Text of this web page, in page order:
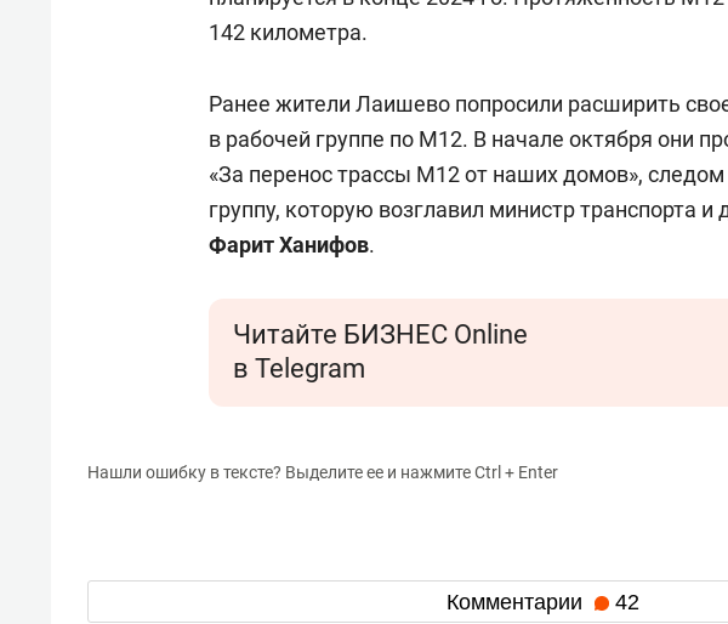
142 километра.
Ранее жители Лаишево попросили расширить
в рабочей группе по М12. В начале октября они
«За перенос трассы М12 от наших домов»,
группу, которую возглавил министр транспорта
Фарит Ханифов.
Читайте БИЗНЕС Online
в Telegram
Нашли ошибку в тексте? Выделите ее и нажмите Ctrl + Enter
Комментарии 42